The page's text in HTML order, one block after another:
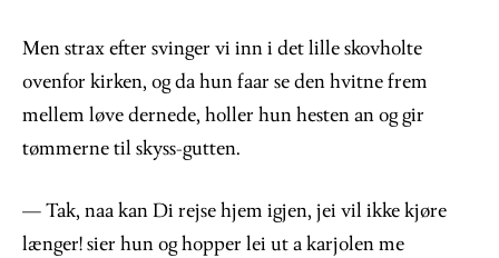
Men strax efter svinger vi inn i det lille skovholte
ovenfor kirken, og da hun faar se den hvitne frem
mellem løve dernede, holler hun hesten an og gir
tømmerne til skyss-gutten.
— Tak, naa kan Di rejse hjem igjen, jei vil ikke kjøre
længer! sier hun og hopper lei ut a karjolen me